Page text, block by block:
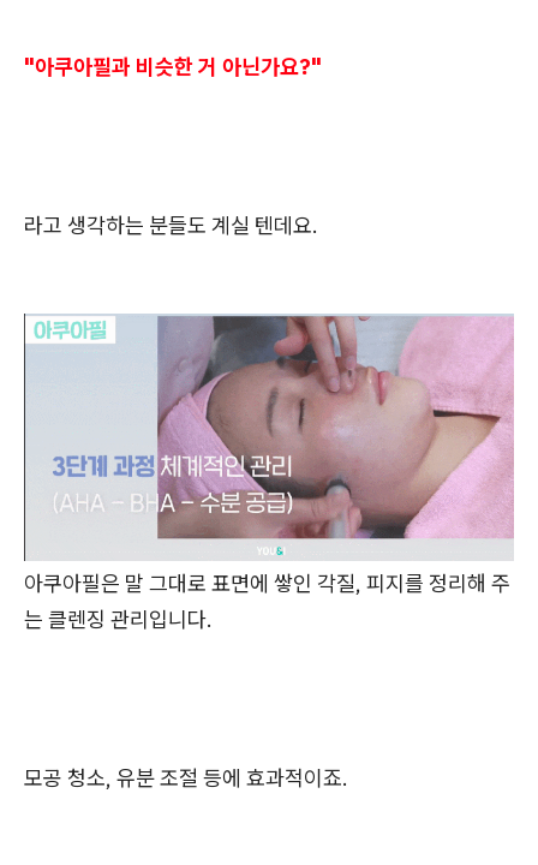
"아쿠아필과 비슷한 거 아닌가요?"
라고 생각하는 분들도 계실 텐데요.
아쿠아필은 말 그대로 표면에 쌓인 각질, 피지를 정리해 주
는 클렌징 관리입니다.
모공 청소, 유분 조절 등에 효과적이죠.